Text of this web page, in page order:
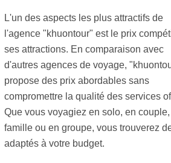
L'un des aspects les plus attractifs de
l'agence "khuontour" est le prix
ses attractions. En comparaison avec
d'autres agences de voyage,
propose des prix abordables sans
compromettre la qualité des services
Que vous voyagiez en solo, en couple,
famille ou en groupe, vous trouverez
adaptés à votre budget.